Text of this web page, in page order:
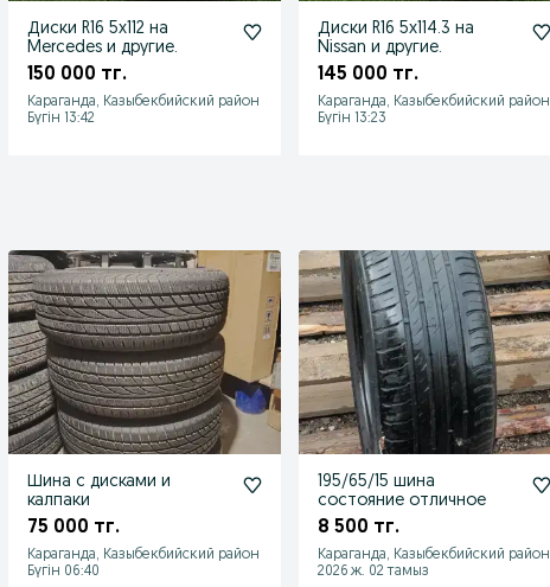
Диски R16 5x112 на
Mercedes и другие.
150 000 тг.
Караганда, Казыбекбийский район
Бүгін 13:42
Диски R16 5x114.3 на
Nissan и другие.
145 000 тг.
Караганда, Казыбекбийский район
Бүгін 13:23
Шина с дисками и
калпаки
75 000 тг.
Караганда, Казыбекбийский район
Бүгін 06:40
195/65/15 шина
состояние отличное
8 500 тг.
Караганда, Казыбекбийский район
2026 ж. 02 тамыз